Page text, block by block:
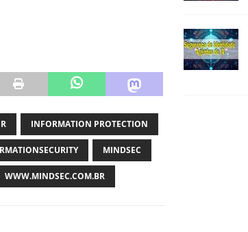
INFORMATION PROTECTION
MINDSEC
WWW.MINDSEC.COM.BR